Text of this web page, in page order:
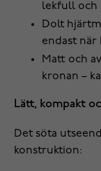
lekfull och
Dolt
endast när
Matt och
kronan –
Lätt, kompakt
Det söta
konstruktion: